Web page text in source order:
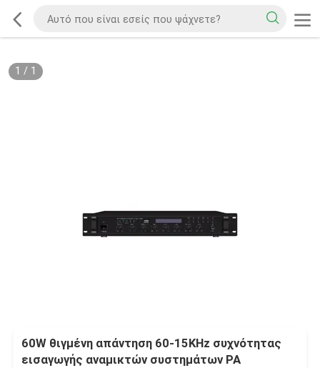
1 / 1
60W θιγμένη απάντηση 60-15KHz συχνότητας
εισαγωγής αναμικτών συστημάτων PA